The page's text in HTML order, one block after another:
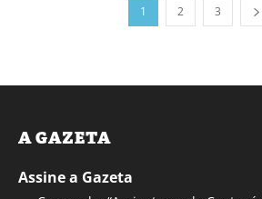
1 2 3
A GAZETA
Assine a Gazeta